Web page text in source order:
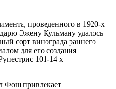
проведенного в 1920-х
Эжену Кульману удалось
сорт винограда раннего
для его создания
101-14 x
Фош привлекает